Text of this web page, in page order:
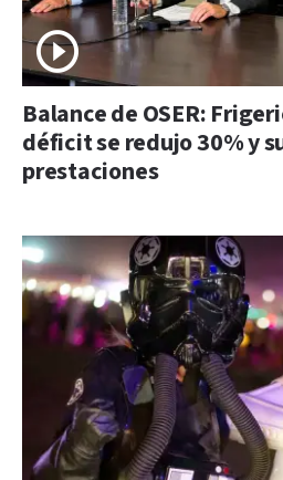
Balance de OSER:
déficit se redujo 30% y
prestaciones